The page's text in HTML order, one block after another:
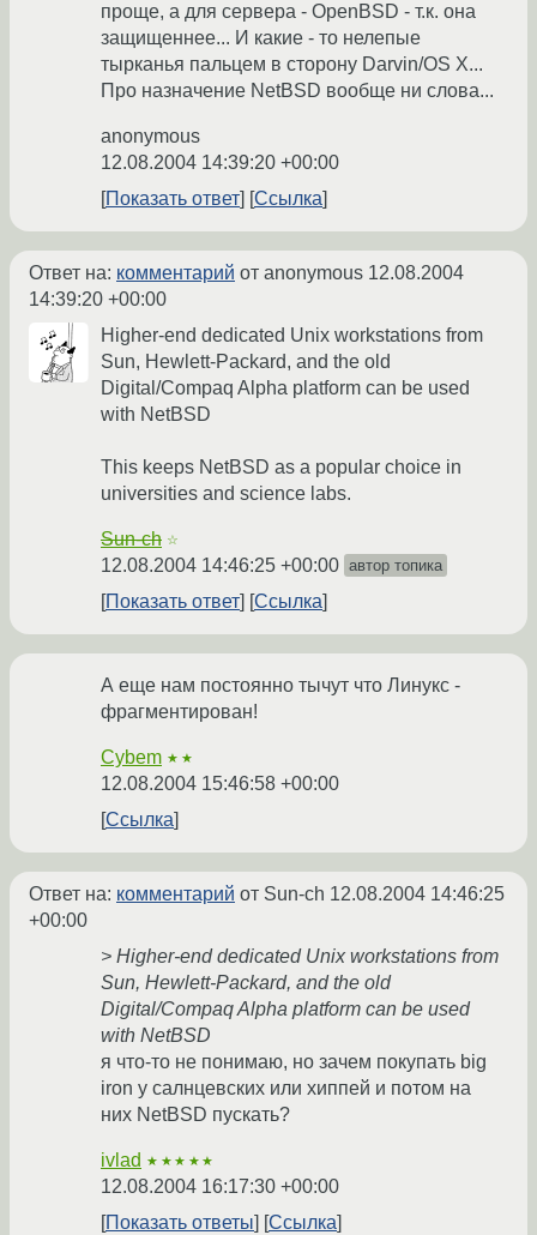
проще, а для сервера - OpenBSD - т.к. она
защищеннее... И какие - то нелепые
тырканья пальцем в сторону Darvin/OS X...
Про назначение NetBSD вообще ни слова...
anonymous
12.08.2004 14:39:20 +00:00
Показать ответ
Ссылка
Ответ на: комментарий от anonymous 12.08.2004
14:39:20 +00:00
Higher-end dedicated Unix workstations from
Sun, Hewlett-Packard, and the old
Digital/Compaq Alpha platform can be used
with NetBSD
This keeps NetBSD as a popular choice in
universities and science labs.
Sun-ch ☆
12.08.2004 14:46:25 +00:00 автор топика
Показать ответ Ссылка
А еще нам постоянно тычут что Линукс -
фрагментирован!
Cybem ★★
12.08.2004 15:46:58 +00:00
Ссылка
Ответ на: комментарий от Sun-ch 12.08.2004 14:46:25
+00:00
> Higher-end dedicated Unix workstations from
Sun, Hewlett-Packard, and the old
Digital/Compaq Alpha platform can be used
with NetBSD
я что-то не понимаю, но зачем покупать big
iron у салнцевских или хиппей и потом на
них NetBSD пускать?
ivlad ★★★★★
12.08.2004 16:17:30 +00:00
Показать ответы
Ссылка